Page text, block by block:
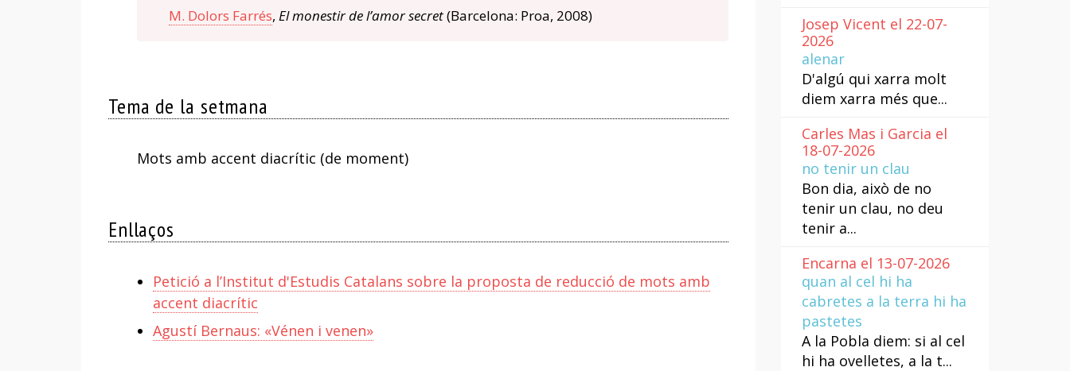
M. Dolors Farrés, El monestir de l’amor secret(Barcelona: Proa, 2008)
Tema de la setmana
Mots amb accent diacrític (de moment)
Enllaços
Petició a l’Institut d'Estudis Catalans sobre la proposta de reducció de mots amb
accent diacrític
Agustí Bernaus: «Vénen i venen»
Josep Vicent el 22-07-
2026
alenar
D'algú qui xarra molt
diem xarra més que...
Carles Mas i Garcia el
18-07-2026
no tenir un clau
Bon dia, això de no
tenir un clau, no deu
tenir a...
Encarna el 13-07-2026
quan al cel hi ha
cabretes a la terra hi ha
pastetes
A la Pobla diem: si al cel
hi ha ovelletes, a la t...